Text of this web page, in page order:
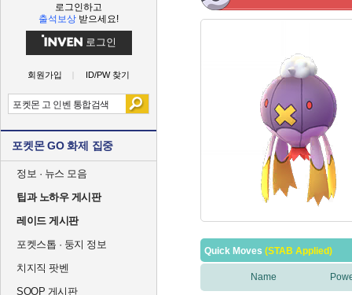
로그인하고
출석보상 받으세요!
로그인
회원가입 ID/PW 찾기
포켓몬 GO 화제 집중
정보 · 뉴스 모음
팁과 노하우 게시판
레이드 게시판
포켓스톱 · 둥지 정보
치지직 팟벤
SOOP 게시판
Quick Moves (STAB Applied)
Name